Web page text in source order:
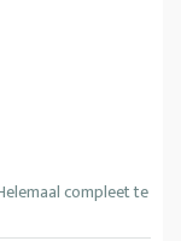
compleet te